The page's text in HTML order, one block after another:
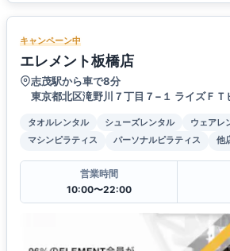
キャンペーン中
エレメント板橋店
志茂駅から車で8分
東京都北区滝野川７丁目７−１ ライズＦＴ
タオルレンタル シューズレンタル
ウェアレ
マシンピラティス
パーソナルピラティス 他
営業時間
10:00〜22:00